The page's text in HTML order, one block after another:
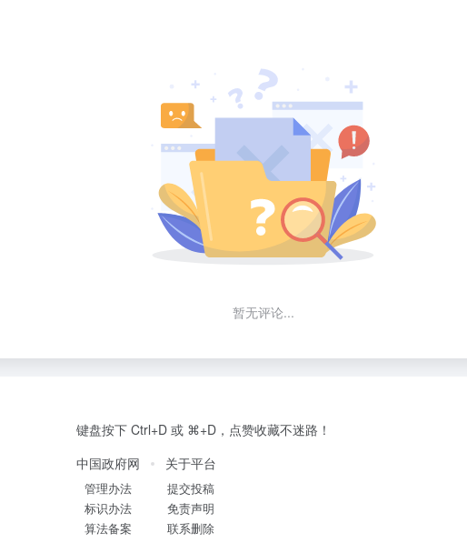
暂无评论...
键盘按下 Ctrl+D 或 ⌘+D，点赞收藏不迷路！
中国政府网
管理办法
标识办法
算法备案
关于平台
提交投稿
免责声明
联系删除